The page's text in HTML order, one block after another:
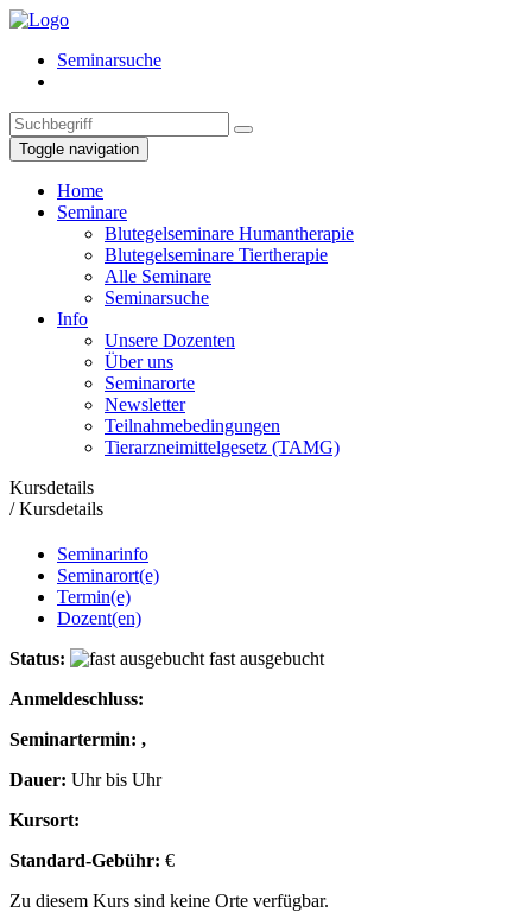
Seminarsuche
Toggle navigation
Home
Seminare
Blutegelseminare Humantherapie
Blutegelseminare Tiertherapie
Alle Seminare
Seminarsuche
Info
Unsere Dozenten
Über uns
Seminarorte
Newsletter
Teilnahmebedingungen
Tierarzneimittelgesetz (TAMG)
Kursdetails
/Kursdetails
Seminarinfo
Seminarort(e)
Termin(e)
Dozent(en)
Status:
fast ausgebucht
Anmeldeschluss:
Seminartermin: ,
Dauer: Uhr bis Uhr
Kursort:
Standard-Gebühr: €
Zu diesem Kurs sind keine Orte verfügbar.